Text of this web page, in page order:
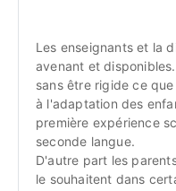
Les enseignants et la
avenant et
sans être rigide ce
à l'adaptation des
première expérience
seconde langue.
D'autre part les
le souhaitent dans